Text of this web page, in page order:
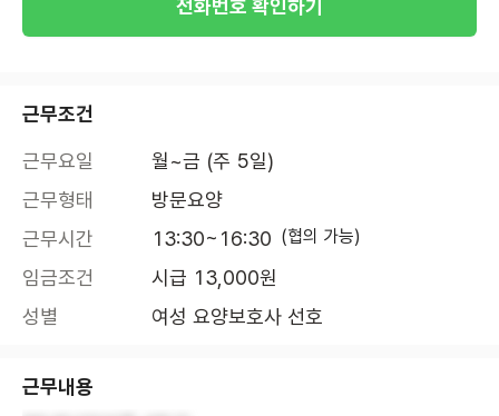
전화번호 확인하기
근무조건
근무요일
월~금 (주 5일)
근무형태
방문요양
근무시간
13:30~16:30 (협의 가능)
임금조건
시급 13,000원
성별
여성 요양보호사 선호
근무내용